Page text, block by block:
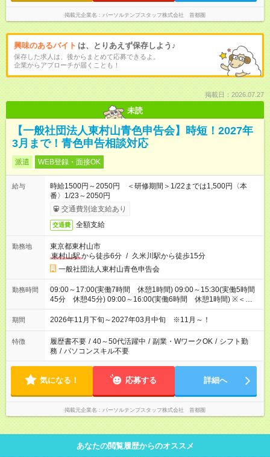
掲載元企業名 パーソルテンプスタッフ株式会社 首都圏
興味のあるバイト は、とりあえず保存しよう♪
保存した求人は、後からまとめて応募できるよ。
企業からアプローチが届くことも！
掲載日：2026.07.27
未読
【一般社団法人東村山青色申告会】時短！2027年
3月まで！青色申告相談対応
派遣 WEB登録・面接OK
給与
時給1500円～2050円 ＜研修期間＞1/22までは1,500円〈本
番〉1/23～2050円
交通費別途支給あり
交通費 全額支給
勤務地
東京都東村山市
東村山駅から徒歩6分 / 久米川駅から徒歩15分
一般社団法人東村山青色申告会
勤務時間
09:00～17:00(実働7時間 休憩1時間) 09:00～15:30(実働5時間
45分 休憩45分) 09:00～16:00(実働6時間 休憩1時間) ※＜研
修期間＞9時～17時（休憩60分) ＜研修後＞8時50分～17時(休
憩45分)
期間 2026年11月下旬～2027年03月中旬 ※11月～！
特徴 履歴書不要 / 40～50代活躍中 / 副業・WワークOK / シフト勤
務 / パソコンスキル不要
気になる！ 応募する 詳細へ
掲載元企業名 パーソルテンプスタッフ株式会社 首都圏
あなたの閲覧履歴からのオススメ